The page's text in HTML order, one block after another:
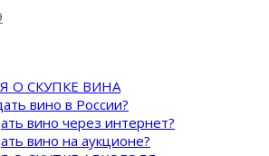
О СКУПКЕ ВИНА
вино в России?
вино через интернет?
вино на аукционе?